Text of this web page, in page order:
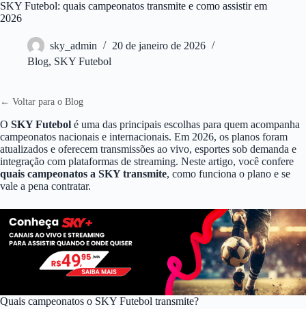
Pular
para
conteúdo
SKY Futebol: quais campeonatos transmite e como assistir em
2026
sky_admin
20 de janeiro de 2026
Blog, SKY Futebol
← Voltar para o Blog
O SKY Futebol é uma das principais escolhas para quem acompanha
campeonatos nacionais e internacionais. Em 2026, os planos foram
atualizados e oferecem transmissões ao vivo, esportes sob demanda e
integração com plataformas de streaming. Neste artigo, você confere
quais campeonatos a SKY transmite, como funciona o plano e se
vale a pena contratar.
Quais campeonatos o SKY Futebol transmite?